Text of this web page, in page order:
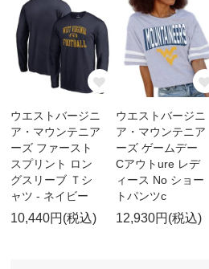
ウエストバージニ
ア・マウンテニア
ーズ ファースト
スプリント ロン
グスリーブ Ｔシ
ャツ - ネイビー
10,440円(税込)
ウエストバージニ
ア・マウンテニア
ーズ ゲームデー
Cアウトure レデ
ィース No ショー
トパンツc
12,930円(税込)